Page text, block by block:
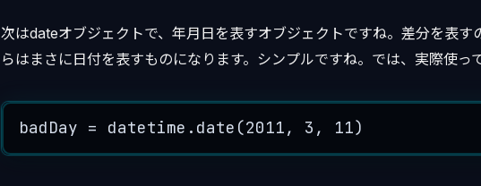
次はdateオブジェクトで、年月日を表すオブジェクトですね。差分を表す
らはまさに日付を表すものになります。シンプルですね。では、実際使って
badDay = datetime. date (2011, 3 , 11)